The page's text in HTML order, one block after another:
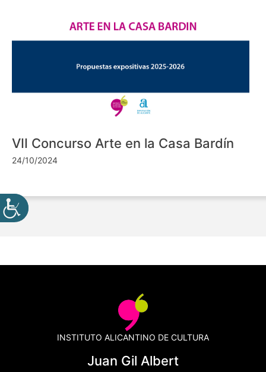
VII Concurso Arte en la Casa Bardín
24/10/2024
INSTITUTO ALICANTINO DE CULTURA
Juan Gil Albert